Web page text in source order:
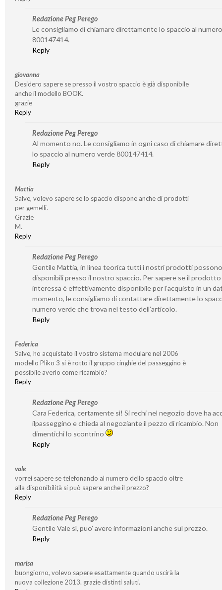
Redazione Peg Perego
Le consigliamo di chiamare direttamente lo spaccio al
800147414.
Reply
giovanna
Desidero sapere se presso il vostro spaccio è già disponibile
anche il modello BOOK.
grazie
Reply
Redazione Peg Perego
Al momento no. Le consigliamo in ogni caso di chiamare
lo spaccio al numero verde 800147414.
Reply
Mattia
Salve, volevo sapere se lo spaccio dispone anche di prodotti
per gemelli.
Grazie
M.
Reply
Redazione Peg Perego
Gentile Mattia, in linea teorica tutti i nostri prodotti
disponibili presso il nostro spaccio. Per sapere se il prodotto
interessa è effettivamente disponibile per l’acquisto in un
momento, le consigliamo di contattare direttamente lo
numero verde che trova nel testo dell’articolo.
Reply
Federica
Salve, ho acquistato il vostro sistema modulare nel 2006
modello Pliko 3 si è rotto il gruppo cinghie del passeggino è
possibile averlo come ricambio?
Reply
Redazione Peg Perego
Cara Federica, certamente sì! Si rechi nel negozio dove ha
ilpasseggino e chieda al negoziante il pezzo di ricambio. Non
dimentichi lo scontrino
Reply
vale
vorrei sapere se telefonando al numero dello spaccio oltre
alla disponibilità si può sapere anche il prezzo?
Reply
Redazione Peg Perego
Gentile Vale sì, puo’ avere informazioni anche sul prezzo.
Reply
marisa
buongiorno, volevo sapere esattamente quando uscirà la
nuova collezione 2013. grazie distinti saluti.